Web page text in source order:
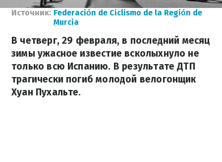
Источник: Federación de Ciclismo de la Región de
Murcia
В четверг, 29 февраля, в последний месяц
зимы ужасное известие всколыхнуло не
только всю Испанию. В результате ДТП
трагически погиб молодой велогонщик
Хуан Пухальте.